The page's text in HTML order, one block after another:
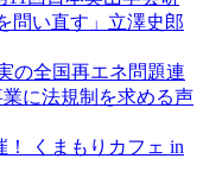
問い直す」立澤史郎
の全国再エネ問題連
に法規制を求める声
！ くまもりカフェ in